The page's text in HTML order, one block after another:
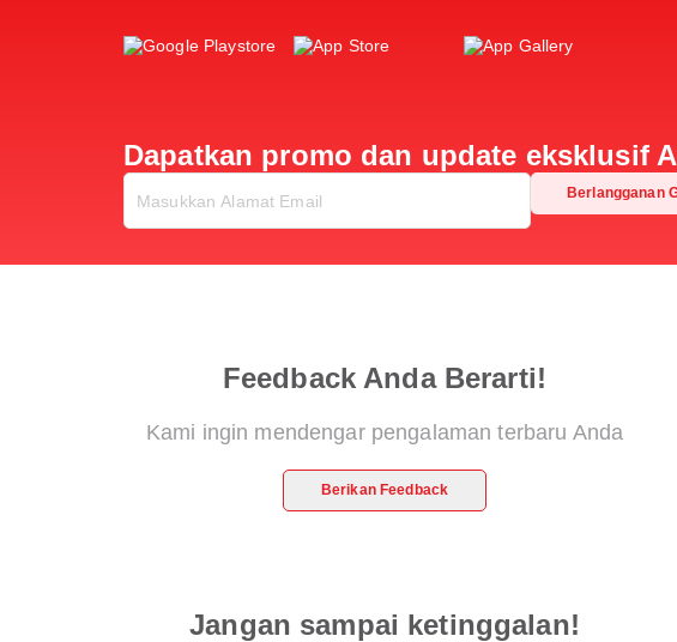
Dapatkan promo dan update eksklusif
Berlangganan
Feedback Anda Berarti!
Kami ingin mendengar pengalaman terbaru Anda
Berikan Feedback
Jangan sampai ketinggalan!